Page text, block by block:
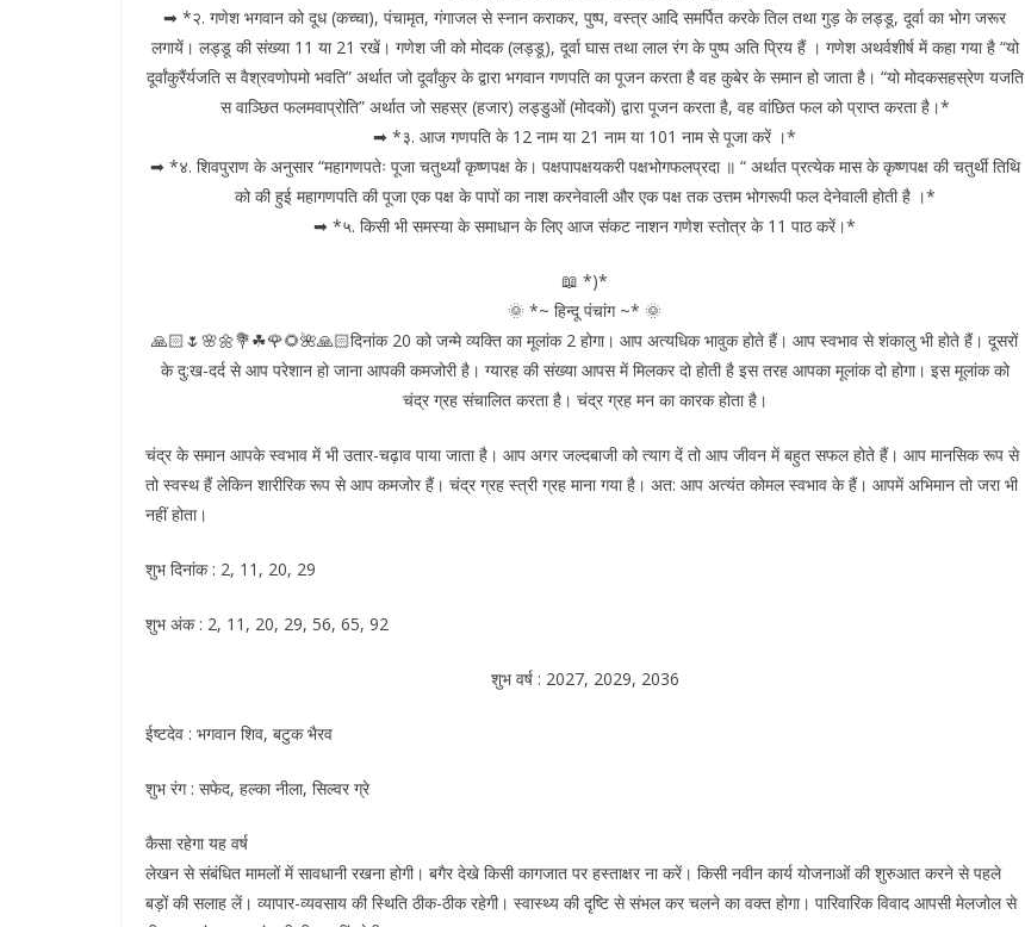
➡ *२. गणेश भगवान को दूध (कच्चा), पंचामृत, गंगाजल से स्नान कराकर, पुष्प, वस्त्र आदि समर्पित करके तिल तथा गुड़ के लड्डू, दूर्वा का भोग जरूर
लगायें। लड्डू की संख्या 11 या 21 रखें। गणेश जी को मोदक (लड्डू), दूर्वा घास तथा लाल रंग के पुष्प अति प्रिय हैं । गणेश अथर्वशीर्ष में कहा गया है “यो
दूर्वांकुरैंर्यजति स वैश्रवणोपमो भवति” अर्थात जो दूर्वांकुर के द्वारा भगवान गणपति का पूजन करता है वह कुबेर के समान हो जाता है। “यो मोदकसहस्रेण यजति
स वाञ्छित फलमवाप्रोति” अर्थात जो सहस्र (हजार) लड्डुओं (मोदकों) द्वारा पूजन करता है, वह वांछित फल को प्राप्त करता है।*
➡ *३. आज गणपति के 12 नाम या 21 नाम या 101 नाम से पूजा करें ।*
➡ *४. शिवपुराण के अनुसार “महागणपतेः पूजा चतुर्थ्यां कृष्णपक्ष के। पक्षपापक्षयकरी पक्षभोगफलप्रदा ॥ “ अर्थात प्रत्येक मास के कृष्णपक्ष की चतुर्थी तिथि
को की हुई महागणपति की पूजा एक पक्ष के पापों का नाश करनेवाली और एक पक्ष तक उत्तम भोगरूपी फल देनेवाली होती है ।*
➡ *५. किसी भी समस्या के समाधान के लिए आज संकट नाशन गणेश स्तोत्र के 11 पाठ करें।*
📖 *)*
🌞 *~ हिन्दू पंचांग ~* 🌞
🙏🏻🌷🌸🌼💐☘🌹🌻🌺🙏🏻दिनांक 20 को जन्मे व्यक्ति का मूलांक 2 होगा। आप अत्यधिक भावुक होते हैं। आप स्वभाव से शंकालु भी होते हैं। दूसरों
के दु:ख-दर्द से आप परेशान हो जाना आपकी कमजोरी है। ग्यारह की संख्या आपस में मिलकर दो होती है इस तरह आपका मूलांक दो होगा। इस मूलांक को
चंद्र ग्रह संचालित करता है। चंद्र ग्रह मन का कारक होता है।
चंद्र के समान आपके स्वभाव में भी उतार-चढ़ाव पाया जाता है। आप अगर जल्दबाजी को त्याग दें तो आप जीवन में बहुत सफल होते हैं। आप मानसिक रूप से
तो स्वस्थ हैं लेकिन शारीरिक रूप से आप कमजोर हैं। चंद्र ग्रह स्त्री ग्रह माना गया है। अत: आप अत्यंत कोमल स्वभाव के हैं। आपमें अभिमान तो जरा भी
नहीं होता।
शुभ दिनांक : 2, 11, 20, 29
शुभ अंक : 2, 11, 20, 29, 56, 65, 92
शुभ वर्ष : 2027, 2029, 2036
ईष्टदेव : भगवान शिव, बटुक भैरव
शुभ रंग : सफेद, हल्का नीला, सिल्वर ग्रे
कैसा रहेगा यह वर्ष
लेखन से संबंधित मामलों में सावधानी रखना होगी। बगैर देखे किसी कागजात पर हस्ताक्षर ना करें। किसी नवीन कार्य योजनाओं की शुरुआत करने से पहले
बड़ों की सलाह लें। व्यापार-व्यवसाय की स्थिति ठीक-ठीक रहेगी। स्वास्थ्य की दृष्टि से संभल कर चलने का वक्त होगा। पारिवारिक विवाद आपसी मेलजोल से